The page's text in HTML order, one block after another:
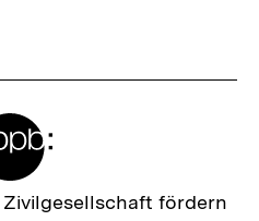
Zivilgesellschaft fördern